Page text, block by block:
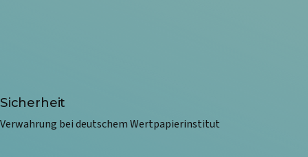
Sicherheit
Verwahrung bei deutschem Wertpapierinstitut